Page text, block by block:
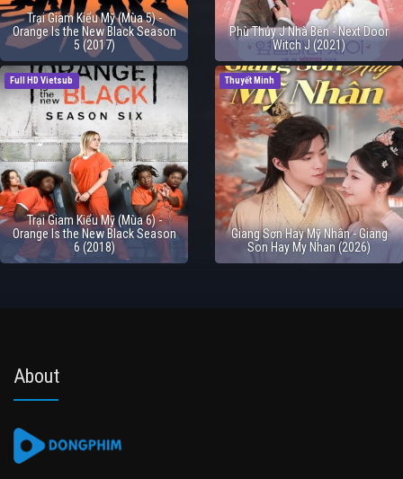
Trại Giam Kiểu Mỹ (Mùa 5) -
Orange Is the New Black Season
5 (2017)
Phù Thủy J Nhà Bên - Next Door
Witch J (2021)
Full HD Vietsub
Trại Giam Kiểu Mỹ (Mùa 6) -
Orange Is the New Black Season
6 (2018)
Thuyết Minh
Giang Sơn Hay Mỹ Nhân - Giang
Son Hay My Nhan (2026)
About